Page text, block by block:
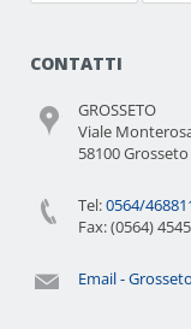
CONTATTI
GROSSETO
Viale
58100 Grosseto
Tel:0564/
Fax: (0564)
Email - Grosseto